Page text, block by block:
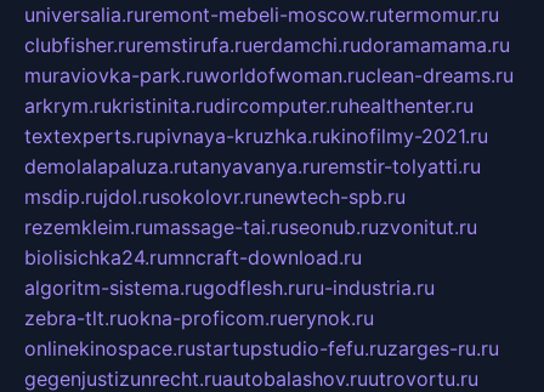
universalia.ruremont-mebeli-moscow.rutermomur.ru
clubfisher.ruremstirufa.ruerdamchi.rudoramamama.ru
muraviovka-park.ruworldofwoman.ruclean-dreams.ru
arkrym.rukristinita.rudircomputer.ruhealthenter.ru
textexperts.rupivnaya-kruzhka.rukinofilmy-2021.ru
demolalapaluza.rutanyavanya.ruremstir-tolyatti.ru
msdip.rujdol.rusokolovr.runewtech-spb.ru
rezemkleim.rumassage-tai.ruseonub.ruzvonitut.ru
biolisichka24.rumncraft-download.ru
algoritm-sistema.rugodflesh.ruru-industria.ru
zebra-tlt.ruokna-proficom.ruerynok.ru
onlinekinospace.rustartupstudio-fefu.ruzarges-ru.ru
gegenjustizunrecht.ruautobalashov.ruutrovortu.ru